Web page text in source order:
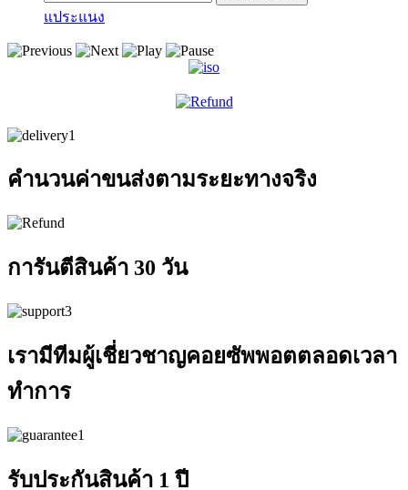
แประแนง
คำนวนค่าขนส่งตามระยะทางจริง
การันตีสินค้า 30 วัน
เรามีทีมผู้เชี่ยวชาญคอยซัพพอตตลอดเวลา
ทำการ
รับประกันสินค้า 1 ปี